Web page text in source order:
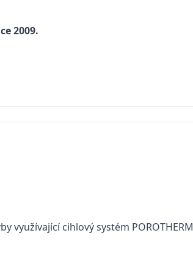
2009.
využívající cihlový systém